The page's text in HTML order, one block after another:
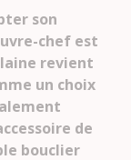
son
chef est
revient
un choix
de
bouclier